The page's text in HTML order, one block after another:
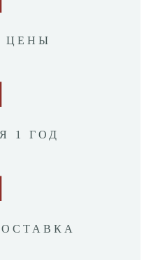
ЦЕНЫ
1 ГОД